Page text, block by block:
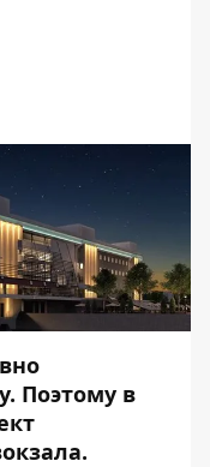
Поэтому в